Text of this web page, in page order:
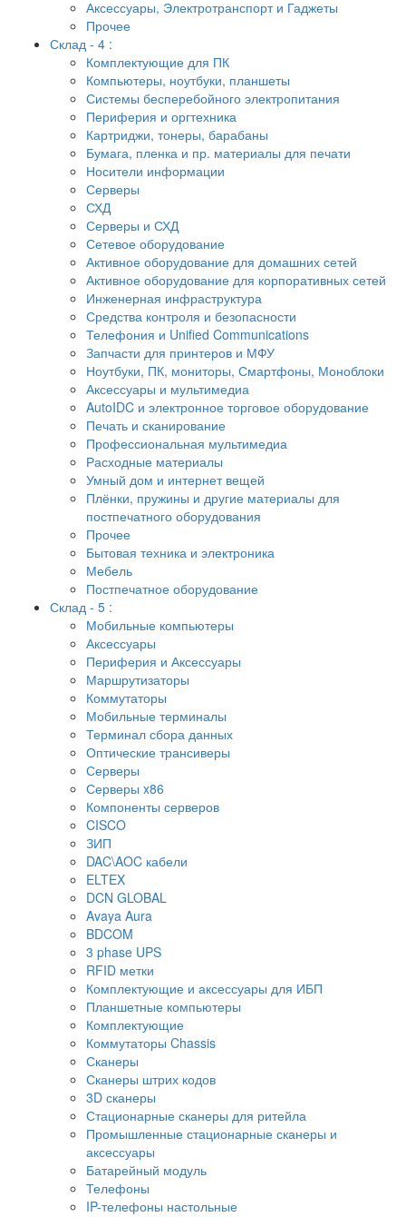
Аксессуары, Электротранспорт и Гаджеты
Прочее
Склад - 4 :
Комплектующие для ПК
Компьютеры, ноутбуки, планшеты
Системы бесперебойного электропитания
Периферия и оргтехника
Картриджи, тонеры, барабаны
Бумага, пленка и пр. материалы для печати
Носители информации
Серверы
СХД
Серверы и СХД
Сетевое оборудование
Активное оборудование для домашних сетей
Активное оборудование для корпоративных сетей
Инженерная инфраструктура
Средства контроля и безопасности
Телефония и Unified Communications
Запчасти для принтеров и МФУ
Ноутбуки, ПК, мониторы, Смартфоны, Моноблоки
Аксессуары и мультимедиа
AutoIDC и электронное торговое оборудование
Печать и сканирование
Профессиональная мультимедиа
Расходные материалы
Умный дом и интернет вещей
Плёнки, пружины и другие материалы для
постпечатного оборудования
Прочее
Бытовая техника и электроника
Мебель
Постпечатное оборудование
Склад - 5 :
Мобильные компьютеры
Аксессуары
Периферия и Аксессуары
Маршрутизаторы
Коммутаторы
Мобильные терминалы
Терминал сбора данных
Оптические трансиверы
Серверы
Серверы x86
Компоненты серверов
CISCO
ЗИП
DAC\AOC кабели
ELTEX
DCN GLOBAL
Avaya Aura
BDCOM
3 phase UPS
RFID метки
Комплектующие и аксессуары для ИБП
Планшетные компьютеры
Комплектующие
Коммутаторы Chassis
Сканеры
Сканеры штрих кодов
3D сканеры
Стационарные сканеры для ритейла
Промышленные стационарные сканеры и
аксессуары
Батарейный модуль
Телефоны
IP-телефоны настольные